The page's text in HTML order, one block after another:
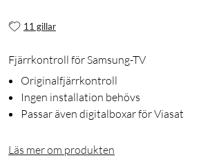
11 gillar
Fjärrkontroll för Samsung-TV
Originalfjärrkontroll
Ingen installation behövs
Passar även digitalboxar för Viasat
Läs mer om produkten